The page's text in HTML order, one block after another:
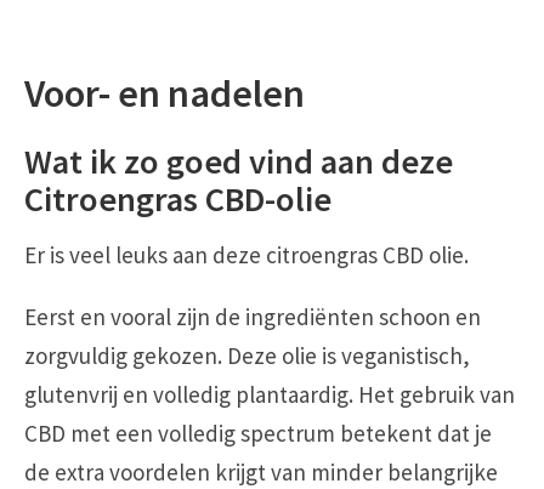
Voor- en nadelen
Wat ik zo goed vind aan deze
Citroengras CBD-olie
Er is veel leuks aan deze citroengras CBD olie.
Eerst en vooral zijn de ingrediënten schoon en
zorgvuldig gekozen. Deze olie is veganistisch,
glutenvrij en volledig plantaardig. Het gebruik van
CBD met een volledig spectrum betekent dat je
de extra voordelen krijgt van minder belangrijke